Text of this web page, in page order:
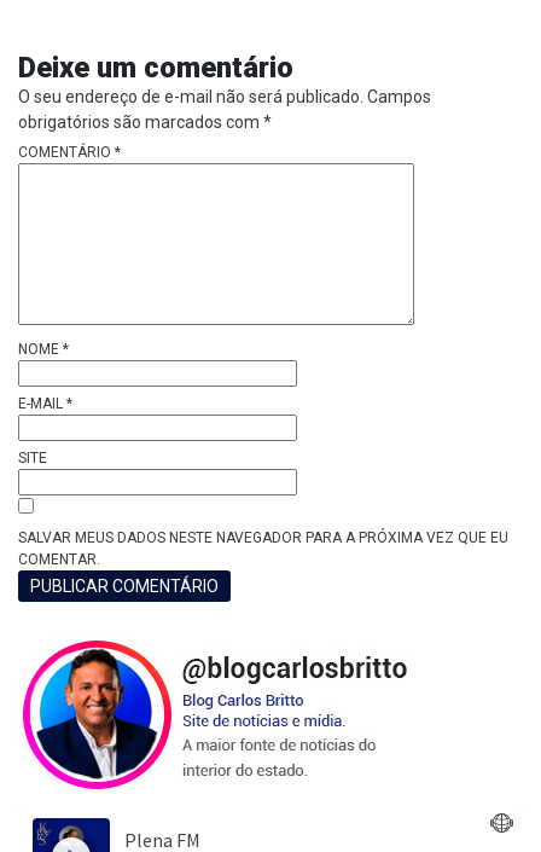
Deixe um comentário
O seu endereço de e-mail não será publicado. Campos
obrigatórios são marcados com *
COMENTÁRIO *
NOME *
E-MAIL *
SITE
SALVAR MEUS DADOS NESTE NAVEGADOR PARA A PRÓXIMA VEZ QUE EU
COMENTAR.